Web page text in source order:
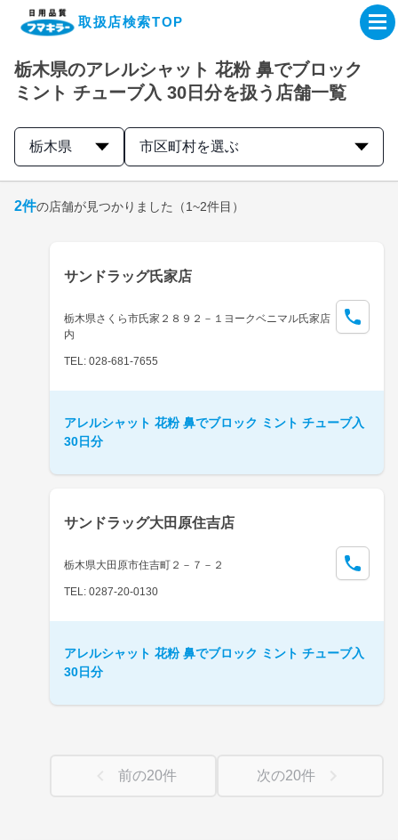
取扱店検索TOP
企業・IR情報サイト
製品情報サイト
取扱店検索はこちら
栃木県のアレルシャット 花粉 鼻でブロック
ミント チューブ入 30日分を扱う店舗一覧
栃木県 市区町村を選ぶ
2件の店舗が見つかりました （1~2件目）
サンドラッグ氏家店
栃木県さくら市氏家２８９２－１ヨークベニマル氏家店
内
TEL: 028-681-7655
アレルシャット 花粉 鼻でブロック ミント チューブ入
30日分
サンドラッグ大田原住吉店
栃木県大田原市住吉町２－７－２
TEL: 0287-20-0130
アレルシャット 花粉 鼻でブロック ミント チューブ入
30日分
前の20件 次の20件